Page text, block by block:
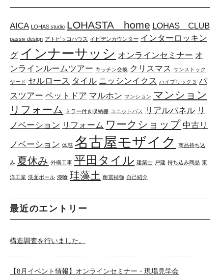
AICA LOHAS studio LOHASTA home LOHAS CLUB
passiv design アトピッコハウス イビデンカウンター インターロッキン
グ インナーサッシ オンラインセミナー オ
ンラインルームツアー キッチン交換 クリスマス サンストック
ヤード セルロース タイル ニッシンイクス ハイブリック３ バ
スツアー ペットドア マルホン マンション マンション
リフォーム
ミラー付き収納棚 ユニットバス リアルパネル リ
ノベーション リフォーム ワークショップ 中古リ
ノベーション 体感 名古屋モザイク 商品持ち込
み 夏休み 外構工事 平田タイル 建築士 戸建 持ち込み商品 東
洋工業 洗面ボール 漆喰 珪藻土 耐震補強 自己紹介
最近のエントリー
構造調査を行いました。
【8月イベント情報】オンラインセミナー・現場見学会